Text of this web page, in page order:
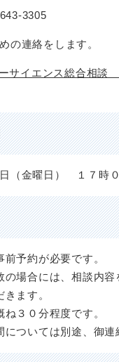
3305
の連絡をします。
サイエンス総合相談
（金曜日） １７時
予約が必要です。
の場合には、相談内容
ます。
３０分程度です。
については別途、御連